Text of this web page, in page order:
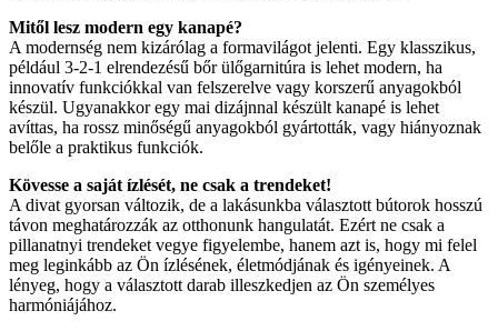
Mitől lesz modern egy kanapé?
A modernség nem kizárólag a formavilágot jelenti. Egy klasszikus,
például 3-2-1 elrendezésű bőr ülőgarnitúra is lehet modern, ha
innovatív funkciókkal van felszerelve vagy korszerű anyagokból
készül. Ugyanakkor egy mai dizájnnal készült kanapé is lehet
avíttas, ha rossz minőségű anyagokból gyártották, vagy hiányoznak
belőle a praktikus funkciók.
Kövesse a saját ízlését, ne csak a trendeket!
A divat gyorsan változik, de a lakásunkba választott bútorok hosszú
távon meghatározzák az otthonunk hangulatát. Ezért ne csak a
pillanatnyi trendeket vegye figyelembe, hanem azt is, hogy mi felel
meg leginkább az Ön ízlésének, életmódjának és igényeinek. A
lényeg, hogy a választott darab illeszkedjen az Ön személyes
harmóniájához.